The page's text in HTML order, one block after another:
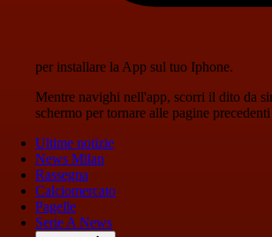
per installare la App sul tuo Iphone.
Mentre navighi nell'app, scorri il dito da
schermo per tornare alle pagine precedenti
Ultime notizie
News Milan
Rassegna
Calciomercato
Pagelle
Serie A News